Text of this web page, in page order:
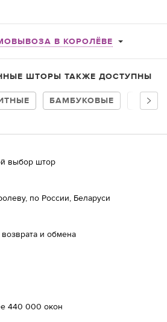
материалов, они не
от избыточного солнечного
но и становятся важным
помещении.
могут быть простыми и
быть яркими и выразительными, в
интерьера и предпочтений
и стиля вашему оконному
в различных цветах и
подобрать вариант, который лучше
вкусу и интерьеру.
уровнем естественного света,
с помощью прочного
шторы со стропами легки в уходе
вид на протяжении
протрите их влажной тканевой
поддержания чистоты и свежести.
вы можете выбрать наши
чтобы добавить изыск в ваш
пространство.
В КОРОЛЁВЕ
ШТОРЫ ТАКЖЕ ДОСТУПНЫ
БАМБУКОВЫЕ НА
выбор штор
по России, Беларуси
возврата и обмена
440 000 окон